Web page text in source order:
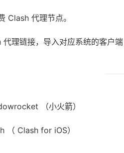
Clash 代理节点。
代理链接，导入对应系统的客户
（小火箭）
（ Clash for iOS）